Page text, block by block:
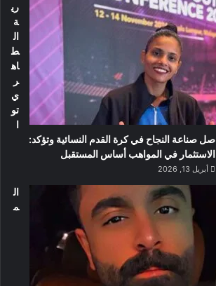
ري
ة
ال
ط
اه
ر
ي
تو
ا
صل صناعة النجاح في كرة القدم النسائية وتؤكد:
الاستثمار في المواهب أساس المستقبل
أبريل 13, 2026
ال
م